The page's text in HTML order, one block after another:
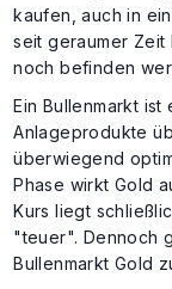
kaufen, auch in
seit geraumer Zeit
noch befinden
Ein Bullenmarkt
Anlageprodukte
überwiegend
Phase wirkt Gold
Kurs liegt
"teuer". Dennoch
Bullenmarkt Gold